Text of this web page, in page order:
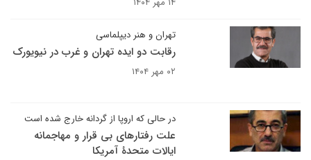
تهران و هنر دیپلماسی
رقابت دو ایده تهران و غرب در نیویورک
۰۲ مهر ۱۴۰۴
در حالی که اروپا از گردانه خارج شده است
علت رفتارهای بی قرار و مهاجمانه
ایالات متحدۀ آمریکا